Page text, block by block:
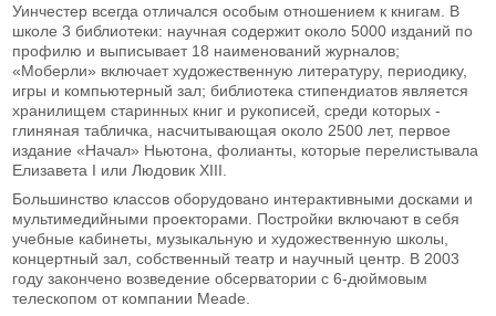
Уинчестер всегда отличался особым отношением к книгам. В
школе 3 библиотеки: научная содержит около 5000 изданий по
профилю и выписывает 18 наименований журналов;
«Моберли» включает художественную литературу, периодику,
игры и компьютерный зал; библиотека стипендиатов является
хранилищем старинных книг и рукописей, среди которых -
глиняная табличка, насчитывающая около 2500 лет, первое
издание «Начал» Ньютона, фолианты, которые перелистывала
Елизавета I или Людовик XIII.
Большинство классов оборудовано интерактивными досками и
мультимедийными проекторами. Постройки включают в себя
учебные кабинеты, музыкальную и художественную школы,
концертный зал, собственный театр и научный центр. В 2003
году закончено возведение обсерватории с 6-дюймовым
телескопом от компании Meade.